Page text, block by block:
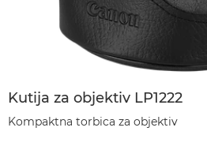
Kutija za objektiv LP1222
Kompaktna torbica za objektiv